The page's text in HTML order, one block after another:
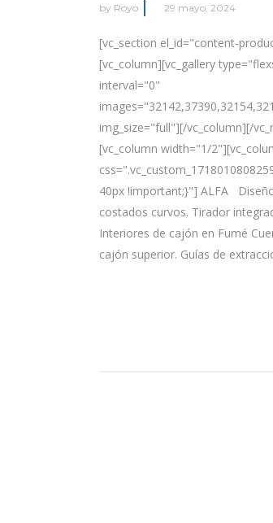
by Royo 29 mayo, 2024
[vc_section el_id="content-
[vc_column][vc_gallery
interval="0"
img_size="full"][/vc_column][/
[vc_column width="1/
40px !important;}"] ALFA
costados curvos. Tirador
Interiores de cajón en Fumé
cajón superior. Guías de